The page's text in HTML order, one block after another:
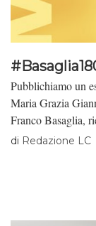
Pubblichiamo un
Maria Grazia
Franco Basaglia,
di Redazione LC